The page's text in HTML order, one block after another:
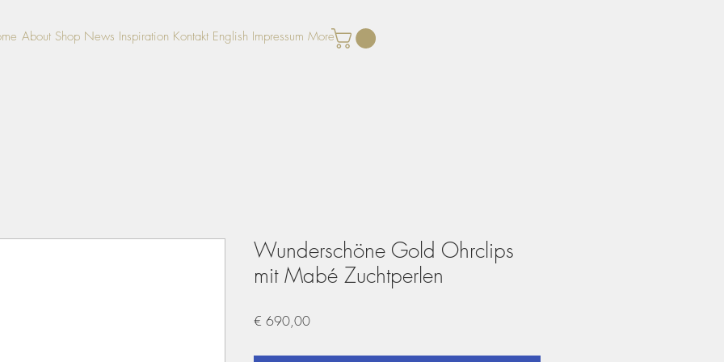
About Shop News Inspiration Kontakt English Impressum More
Wunderschöne Gold Ohrclips
mit Mabé Zuchtperlen
€ 690,00Preis